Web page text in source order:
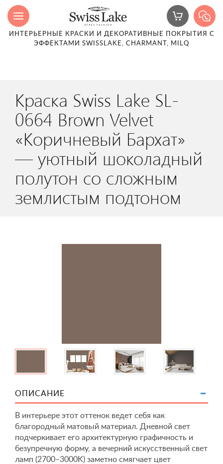
ИНТЕРЬЕРНЫЕ КРАСКИ И ДЕКОРАТИВНЫЕ ПОКРЫТИЯ С
ЭФФЕКТАМИ SWISSLAKE, CHARMANT, MILQ
Краска Swiss Lake SL-
0664 Brown Velvet
«Коричневый Бархат»
— уютный шоколадный
полутон со сложным
землистым подтоном
ОПИСАНИЕ
В интерьере этот оттенок ведет себя как
благородный матовый материал. Дневной свет
подчеркивает его архитектурную графичность и
безупречную форму, а вечерний искусственный свет
ламп (2700–3000K) заметно смягчает цвет